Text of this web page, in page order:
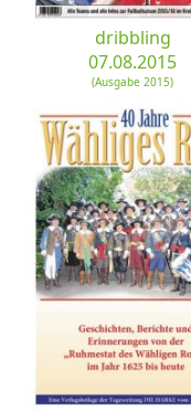
dribbling
07.08.2015
(Ausgabe 2015)